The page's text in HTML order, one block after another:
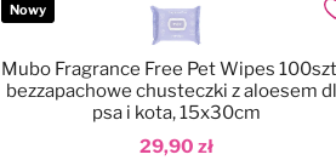
Nowy
29,90 zł
Mubo Fragrance Free Pet Wipes
bezzapachowe chusteczki z aloesem
psa i kota, 15x30cm